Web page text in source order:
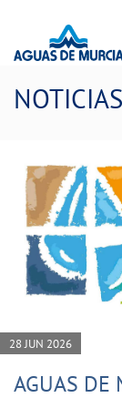
NOTICIAS
28 JUN 2026
AGUAS DE